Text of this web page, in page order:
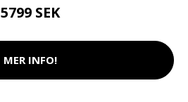
5799 SEK
MER INFO!